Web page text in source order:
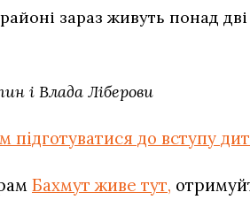
зараз живуть понад
і Влада Ліберови
підготуватися до вступу
Бахмут живе тут,